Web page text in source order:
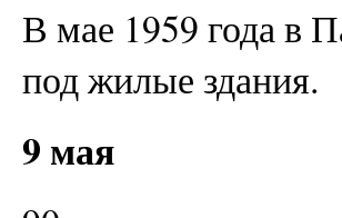
В мае 1959 года в
под жилые здания.
9 мая